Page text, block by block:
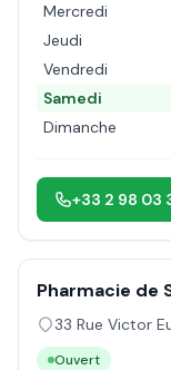
Mercredi
Jeudi
Vendredi
Samedi
Dimanche
+33 2 98 03
Pharmacie de
33 Rue Victor
Ouvert